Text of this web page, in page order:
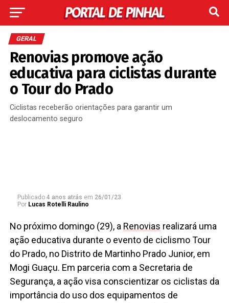
GERAL
Renovias promove ação
educativa para ciclistas durante
o Tour do Prado
Ciclistas receberão orientações para garantir um
deslocamento seguro
Publicado 4 anos atrás em 26/01/23
Por Lucas Rotelli Raulino
No próximo domingo (29), a Renovias realizará uma
ação educativa durante o evento de ciclismo Tour
do Prado, no Distrito de Martinho Prado Junior, em
Mogi Guaçu. Em parceria com a Secretaria de
Segurança, a ação visa conscientizar os ciclistas da
importância do uso dos equipamentos de